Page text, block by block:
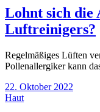
Lohnt sich die
Luftreinigers?
Regelmäßiges Lüften
Pollenallergiker kann
22. Oktober 2022
Haut